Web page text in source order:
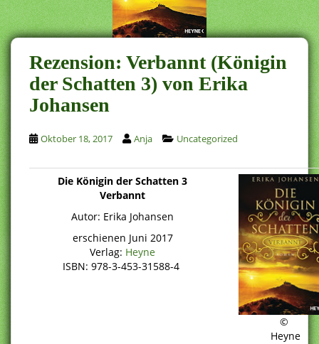
n
t
Rezension: Verbannt (Königin
der Schatten 3) von Erika
Johansen
Oktober 18, 2017 Anja Uncategorized
Die Königin der Schatten 3
Verbannt
Autor: Erika Johansen
erschienen Juni 2017
Verlag: Heyne
ISBN: 978-3-453-31588-4
©
Heyne